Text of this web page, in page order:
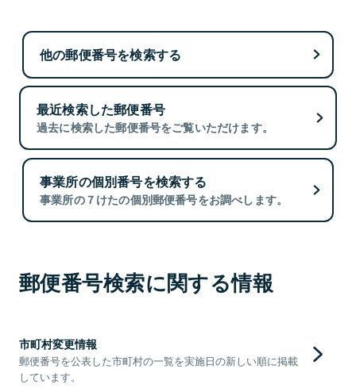
他の郵便番号を検索する
最近検索した郵便番号
過去に検索した郵便番号をご覧いただけます。
事業所の個別番号を検索する
事業所の７けたの個別郵便番号をお調べします。
郵便番号検索に関する情報
市町村変更情報
郵便番号を公表した市町村の一覧を実施日の新しい順に掲載
しています。